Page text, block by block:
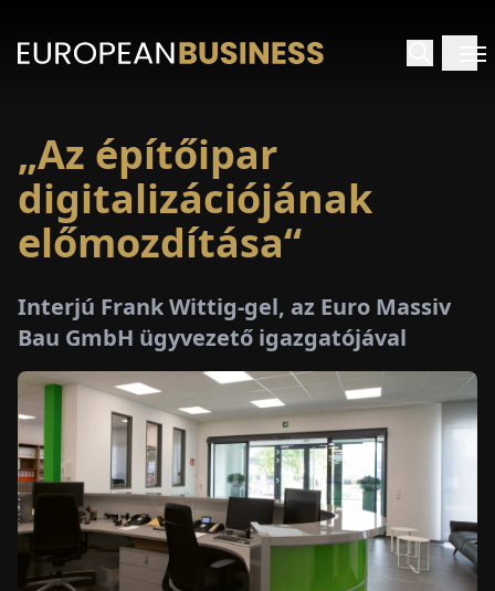
E-
PAPÍR
HÍREK
„Az építőipar
digitalizációjának
előmozdítása“
Interjú Frank Wittig-gel, az Euro Massiv
Bau GmbH ügyvezető igazgatójával